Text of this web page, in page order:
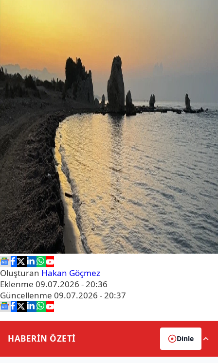
Oluşturan Hakan Göçmez
Eklenme 09.07.2026 - 20:36
Güncellenme 09.07.2026 - 20:37
HABERİN ÖZETİ Dinle